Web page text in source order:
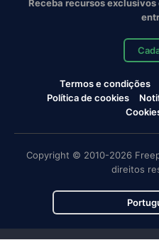
Receba recursos
Termos e condições
Política de cookies
Copyright © 2010-2026
direitos